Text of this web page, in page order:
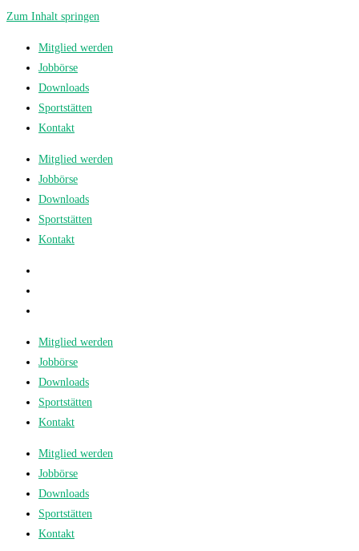
Zum Inhalt springen
Mitglied werden
Jobbörse
Downloads
Sportstätten
Kontakt
Mitglied werden
Jobbörse
Downloads
Sportstätten
Kontakt
Mitglied werden
Jobbörse
Downloads
Sportstätten
Kontakt
Mitglied werden
Jobbörse
Downloads
Sportstätten
Kontakt